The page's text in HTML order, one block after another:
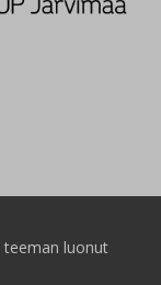
teeman luonut